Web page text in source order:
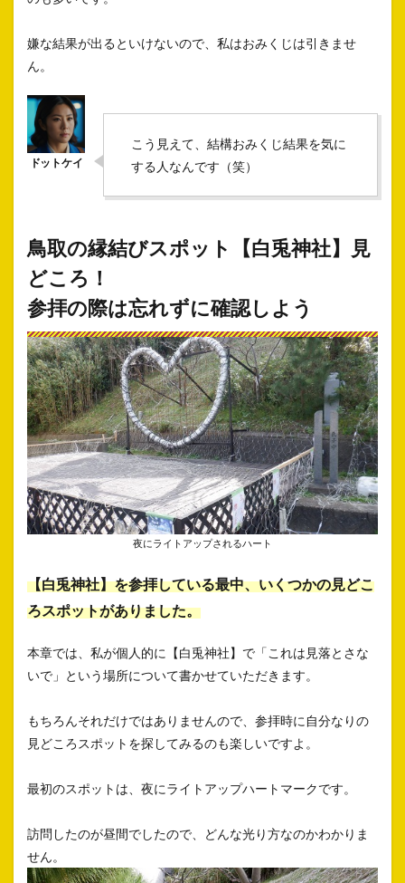
嫌な結果が出るといけないので、私はおみくじは引きませ
ん。
こう見えて、結構おみくじ結果を気に
する人なんです（笑）
鳥取の縁結びスポット【白兎神社】見
どころ！
参拝の際は忘れずに確認しよう
夜にライトアップされるハート
【白兎神社】を参拝している最中、いくつかの見どこ
ろスポットがありました。
本章では、私が個人的に【白兎神社】で「これは見落とさな
いで」という場所について書かせていただきます。
もちろんそれだけではありませんので、参拝時に自分なりの
見どころスポットを探してみるのも楽しいですよ。
最初のスポットは、夜にライトアップハートマークです。
訪問したのが昼間でしたので、どんな光り方なのかわかりま
せん。